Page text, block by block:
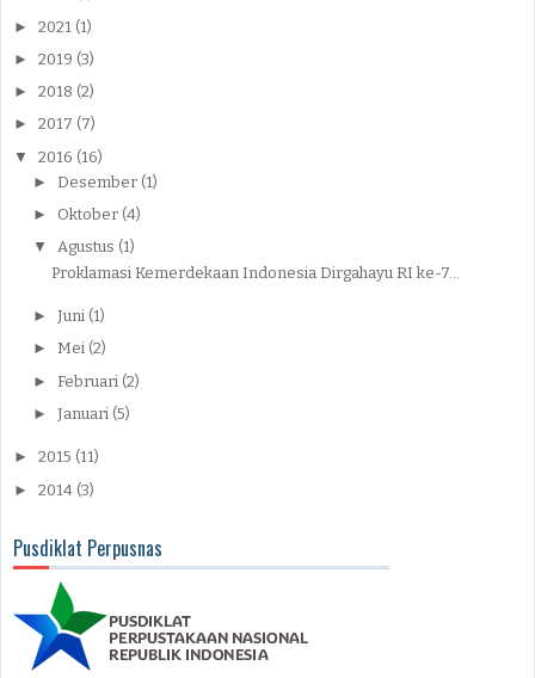
► 2021 (1)
► 2019 (3)
► 2018 (2)
► 2017 (7)
▼ 2016 (16)
► Desember (1)
► Oktober (4)
▼ Agustus (1)
Proklamasi Kemerdekaan Indonesia Dirgahayu RI ke-7...
► Juni (1)
► Mei (2)
► Februari (2)
► Januari (5)
► 2015 (11)
► 2014 (3)
Pusdiklat Perpusnas